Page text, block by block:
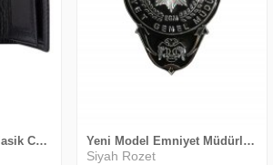
EGM Bekçi Rozetli Klasik Cüzdanı Yeni Model Emniyet Müdürlüğü Rozet
Siyah Rozet